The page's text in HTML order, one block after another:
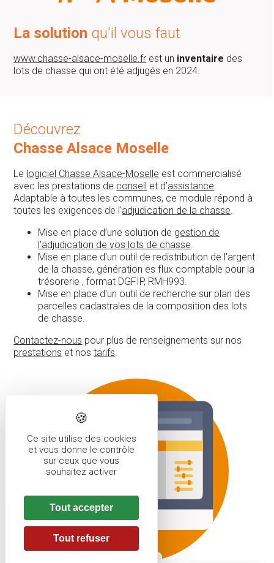
La solution qu'il vous faut
www.chasse-alsace-moselle.fr est un inventaire des
lots de chasse qui ont été adjugés en 2024.
Découvrez
Chasse Alsace Moselle
Le logiciel Chasse Alsace-Moselle est commercialisé
avec les prestations de conseil et d’assistance.
Adaptable à toutes les communes, ce module répond à
toutes les exigences de l'adjudication de la chasse.
Mise en place d’une solution de gestion de
l'adjudication de vos lots de chasse.
Mise en place d'un outil de redistribution de l'argent
de la chasse, génération es flux comptable pour la
trésorerie , format DGFIP, RMH993.
Mise en place d'un outil de recherche sur plan des
parcelles cadastrales de la composition des lots
de chasse.
Contactez-nous pour plus de renseignements sur nos
prestations et nostarifs.
Ce site utilise des cookies
et vous donne le contrôle
sur ceux que vous
souhaitez activer
Tout accepter
Tout refuser